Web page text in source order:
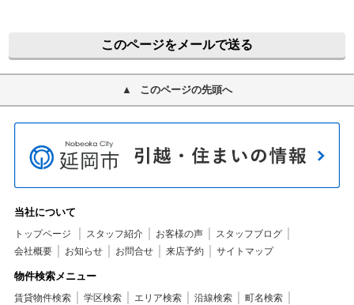
このページをメールで送る
このページの先頭へ
当社について
トップページ スタッフ紹介 お客様の声
スタッフブログ
会社概要
お知らせ お問合せ 来店予約 サイトマップ
物件検索メニュー
賃貸物件検索 学区検索 エリア検索 沿線検索
町名検索